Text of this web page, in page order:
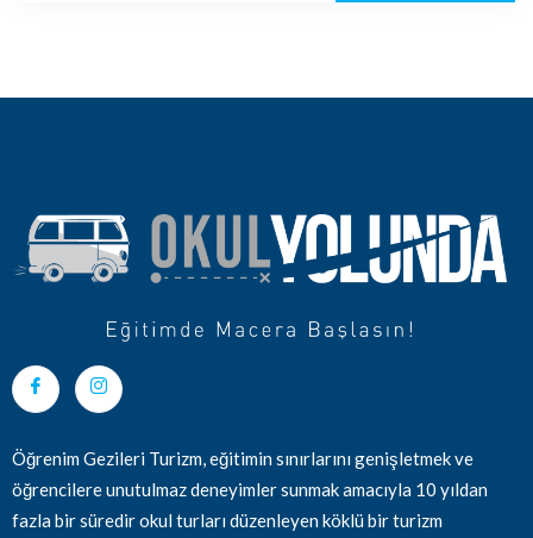
Öğrenim Gezileri Turizm, eğitimin sınırlarını genişletmek ve
öğrencilere unutulmaz deneyimler sunmak amacıyla 10 yıldan
fazla bir süredir okul turları düzenleyen köklü bir turizm